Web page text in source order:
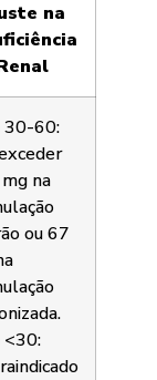
na
30-60:
na
ou 67
<30: